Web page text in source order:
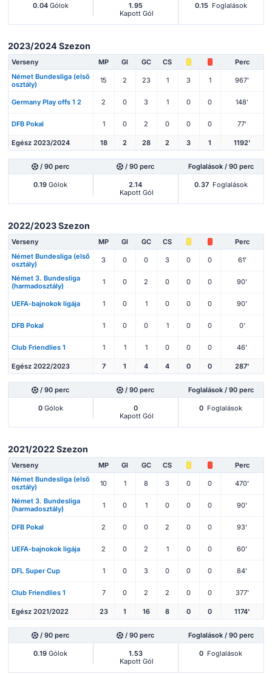
0.04Gólok
1.95
Kapott Gól
0.15 Foglalások
2023/2024 Szezon
Verseny MP Gl GC CS
Perc
Német Bundesliga (első
osztály)
15 2 23 1 3 1 967'
Germany Play offs 1 2 2 0 3 1 0 0 148'
DFB Pokal 1 0 2 0 0 0 77'
Egész 2023/2024 18 2 28 2 3 1 1192'
/ 90 perc / 90 perc Foglalások / 90 perc
0.19 Gólok
2.14
Kapott Gól
0.37 Foglalások
2022/2023 Szezon
Verseny MP Gl GC CS
Perc
Német Bundesliga (első
osztály)
3 0 0 3 0 0 61'
Német 3. Bundesliga
(harmadosztály)
1 0 2 0 0 0 90'
UEFA-bajnokok ligája 1 0 1 0 0 0 90'
DFB Pokal 1 0 0 1 0 0 0'
Club Friendlies 1 1 1 1 0 0 0 46'
Egész 2022/2023 7 1 4 4 0 0 287'
/ 90 perc / 90 perc Foglalások / 90 perc
0Gólok
0
Kapott Gól
0 Foglalások
2021/2022 Szezon
Verseny MP Gl GC CS
Perc
Német Bundesliga (első
osztály)
10 1 8 3 0 0 470'
Német 3. Bundesliga
(harmadosztály)
1 0 1 0 0 0 90'
DFB Pokal 2 0 0 2 0 0 93'
UEFA-bajnokok ligája 2 0 2 1 0 0 60'
DFL Super Cup 1 0 3 0 0 0 84'
Club Friendlies 1 7 0 2 2 0 0 377'
Egész 2021/2022 23 1 16 8 0 0 1174'
/ 90 perc / 90 perc Foglalások / 90 perc
0.19 Gólok
1.53
Kapott Gól
0 Foglalások